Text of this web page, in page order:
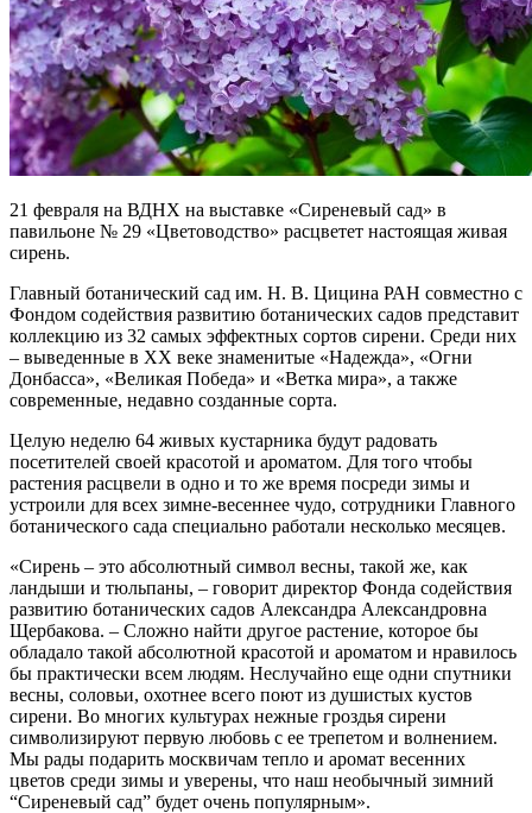
21 февраля на ВДНХ на выставке «Сиреневый сад» в
павильоне № 29 «Цветоводство» расцветет настоящая живая
сирень.
Главный ботанический сад им. Н. В. Цицина РАН совместно с
Фондом содействия развитию ботанических садов представит
коллекцию из 32 самых эффектных сортов сирени. Среди них
– выведенные в XX веке знаменитые «Надежда», «Огни
Донбасса», «Великая Победа» и «Ветка мира», а также
современные, недавно созданные сорта.
Целую неделю 64 живых кустарника будут радовать
посетителей своей красотой и ароматом. Для того чтобы
растения расцвели в одно и то же время посреди зимы и
устроили для всех зимне-весеннее чудо, сотрудники Главного
ботанического сада специально работали несколько месяцев.
«Сирень – это абсолютный символ весны, такой же, как
ландыши и тюльпаны, – говорит директор Фонда содействия
развитию ботанических садов Александра Александровна
Щербакова. – Сложно найти другое растение, которое бы
обладало такой абсолютной красотой и ароматом и нравилось
бы практически всем людям. Неслучайно еще одни спутники
весны, соловьи, охотнее всего поют из душистых кустов
сирени. Во многих культурах нежные гроздья сирени
символизируют первую любовь с ее трепетом и волнением.
Мы рады подарить москвичам тепло и аромат весенних
цветов среди зимы и уверены, что наш необычный зимний
“Сиреневый сад” будет очень популярным».